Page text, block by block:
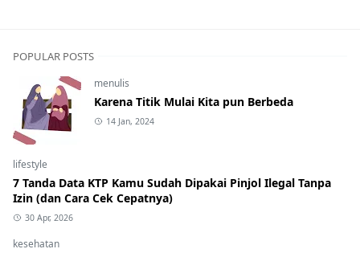
POPULAR POSTS
menulis
Karena Titik Mulai Kita pun Berbeda
14 Jan, 2024
lifestyle
7 Tanda Data KTP Kamu Sudah Dipakai Pinjol Ilegal Tanpa
Izin (dan Cara Cek Cepatnya)
30 Apr, 2026
kesehatan